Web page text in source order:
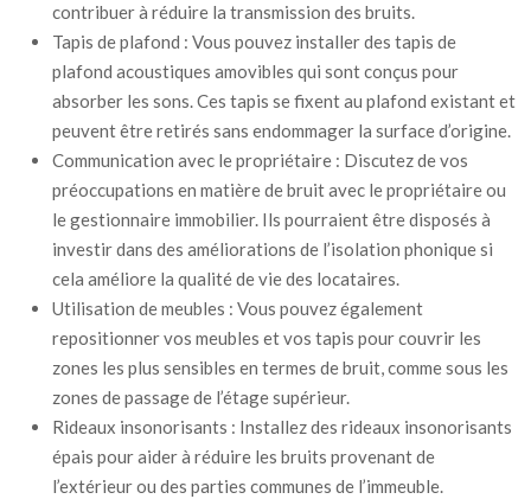
contribuer à réduire la transmission des bruits.
Tapis de plafond : Vous pouvez installer des tapis de
plafond acoustiques amovibles qui sont conçus pour
absorber les sons. Ces tapis se fixent au plafond existant et
peuvent être retirés sans endommager la surface d’origine.
Communication avec le propriétaire : Discutez de vos
préoccupations en matière de bruit avec le propriétaire ou
le gestionnaire immobilier. Ils pourraient être disposés à
investir dans des améliorations de l’isolation phonique si
cela améliore la qualité de vie des locataires.
Utilisation de meubles : Vous pouvez également
repositionner vos meubles et vos tapis pour couvrir les
zones les plus sensibles en termes de bruit, comme sous les
zones de passage de l’étage supérieur.
Rideaux insonorisants : Installez des rideaux insonorisants
épais pour aider à réduire les bruits provenant de
l’extérieur ou des parties communes de l’immeuble.